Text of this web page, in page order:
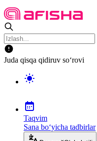
Juda qisqa qidiruv so‘rovi
Taqvim
Sana bo‘yicha tadbirlar